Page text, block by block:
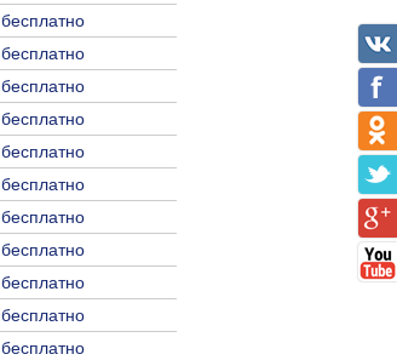
бесплатно
бесплатно
бесплатно
бесплатно
бесплатно
бесплатно
бесплатно
бесплатно
бесплатно
бесплатно
бесплатно